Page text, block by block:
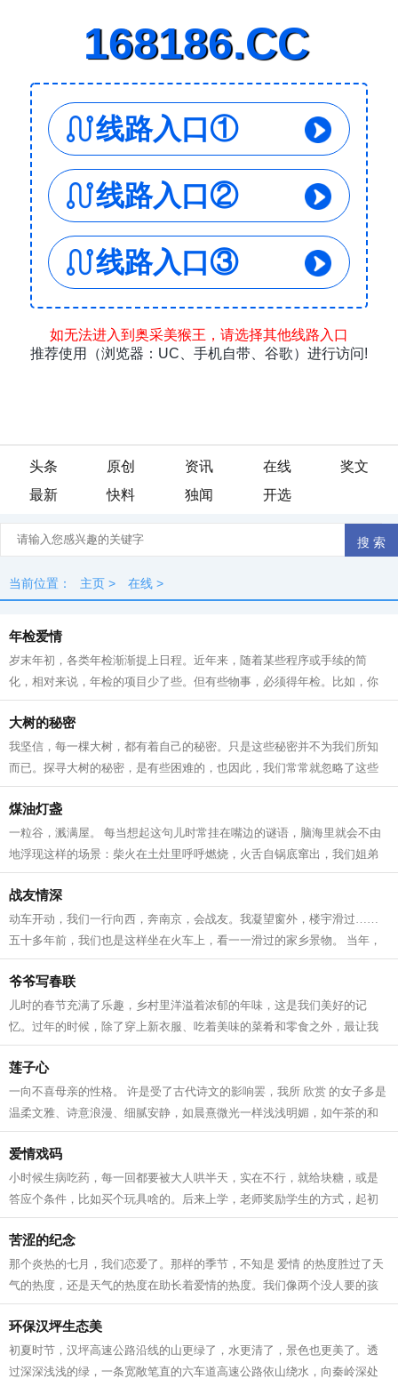
头条 原创 资讯 在线
奖文
最新
快料 独闻 开选
当前位置： 主页 > 在线 >
年检爱情
岁末年初，各类年检渐渐提上日程。近年来，随着某些程序或手续的简
化，相对来说，年检的项目少了些。但有些物事，必须得年检。比如，你
我他或普普通通或轰轰烈烈的 爱情 。 爱...
大树的秘密
我坚信，每一棵大树，都有着自己的秘密。只是这些秘密并不为我们所知
而已。探寻大树的秘密，是有些困难的，也因此，我们常常就忽略了这些
大树所隐藏的秘密，这是一件多少有些...
煤油灯盏
一粒谷，溅满屋。 每当想起这句儿时常挂在嘴边的谜语，脑海里就会不由
地浮现这样的场景：柴火在土灶里呼呼燃烧，火舌自锅底窜出，我们姐弟
坐在宽板条凳上，烤火，添柴，叽叽喳...
战友情深
动车开动，我们一行向西，奔南京，会战友。我凝望窗外，楼宇滑过……
五十多年前，我们也是这样坐在火车上，看一一滑过的家乡景物。 当年，
我们是一群特殊的“小兵”，大多数十...
爷爷写春联
儿时的春节充满了乐趣，乡村里洋溢着浓郁的年味，这是我们美好的记
忆。过年的时候，除了穿上新衣服、吃着美味的菜肴和零食之外，最让我
难忘的却是春联。 千门万户��日，总把...
莲子心
一向不喜母亲的性格。 许是受了古代诗文的影响罢，我所 欣赏 的女子多是
温柔文雅、诗意浪漫、细腻安静，如晨熹微光一样浅浅明媚，如午茶的和
风一样淡然空灵，如长青的落松一样...
爱情戏码
小时候生病吃药，每一回都要被大人哄半天，实在不行，就给块糖，或是
答应个条件，比如买个玩具啥的。后来上学，老师奖励学生的方式，起初
是小红花，后来是笔记本。再后来我写...
苦涩的纪念
那个炎热的七月，我们恋爱了。那样的季节，不知是 爱情 的热度胜过了天
气的热度，还是天气的热度在助长着爱情的热度。我们像两个没人要的孩
子，赖在“麦肯基”临窗的位子上，...
环保汉坪生态美
初夏时节，汉坪高速公路沿线的山更绿了，水更清了，景色也更美了。透
过深深浅浅的绿，一条宽敞笔直的六车道高速公路依山绕水，向秦岭深处